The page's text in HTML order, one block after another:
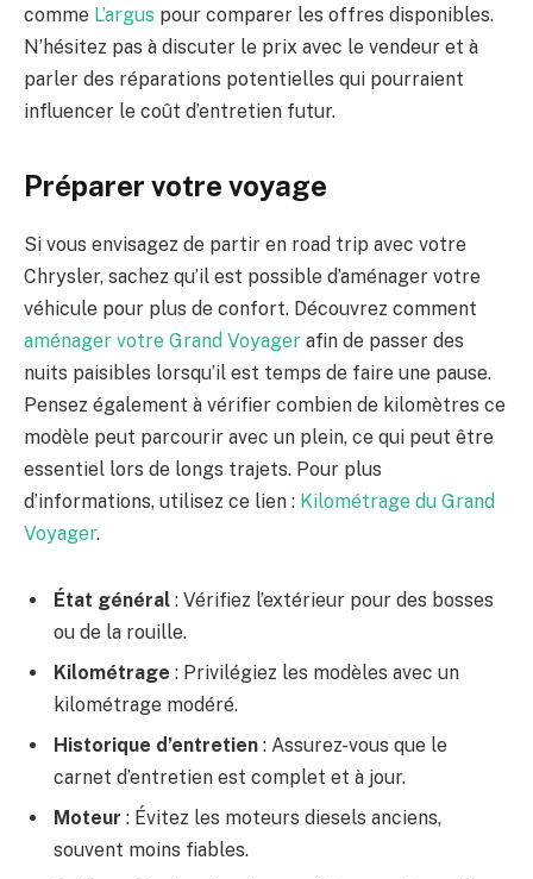
comme L’argus pour comparer les offres disponibles.
N’hésitez pas à discuter le prix avec le vendeur et à
parler des réparations potentielles qui pourraient
influencer le coût d’entretien futur.
Préparer votre voyage
Si vous envisagez de partir en road trip avec votre
Chrysler, sachez qu’il est possible d’aménager votre
véhicule pour plus de confort. Découvrez comment
aménager votre Grand Voyager afin de passer des
nuits paisibles lorsqu’il est temps de faire une pause.
Pensez également à vérifier combien de kilomètres ce
modèle peut parcourir avec un plein, ce qui peut être
essentiel lors de longs trajets. Pour plus
d’informations, utilisez ce lien : Kilométrage du Grand
Voyager.
État général : Vérifiez l’extérieur pour des bosses
ou de la rouille.
Kilométrage : Privilégiez les modèles avec un
kilométrage modéré.
Historique d’entretien : Assurez-vous que le
carnet d’entretien est complet et à jour.
Moteur : Évitez les moteurs diesels anciens,
souvent moins fiables.